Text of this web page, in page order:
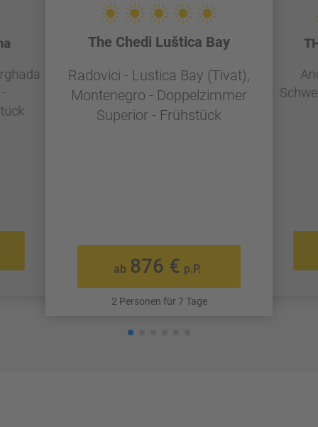
The Chedi Luštica Bay
Radovici - Lustica Bay (Tivat),
Montenegro - Doppelzimmer
Superior - Frühstück
ab 876 € p.P.
2 Personen für 7 Tage